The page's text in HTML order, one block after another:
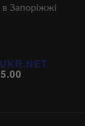
в Запоріжжі